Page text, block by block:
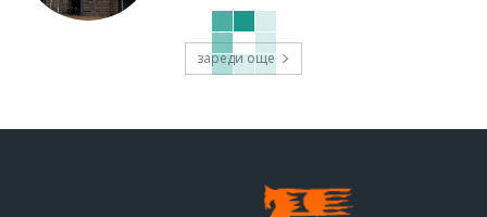
зареди още